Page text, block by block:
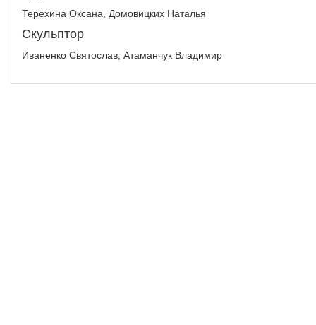
Терехина Оксана, Домовицких Наталья
Скульптор
Иваненко Святослав, Атаманчук Владимир